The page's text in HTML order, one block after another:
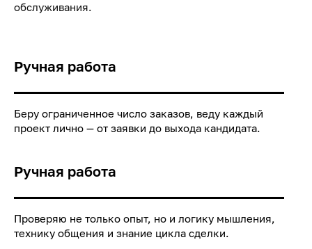
обслуживания.
Ручная работа
Беру ограниченное число заказов, веду каждый
проект лично — от заявки до выхода кандидата.
Ручная работа
Проверяю не только опыт, но и логику мышления,
технику общения и знание цикла сделки.